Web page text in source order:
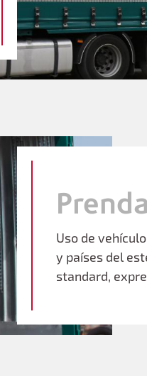
Uso de
y países del
standard,